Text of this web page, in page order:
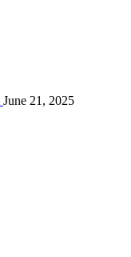
June 21, 2025